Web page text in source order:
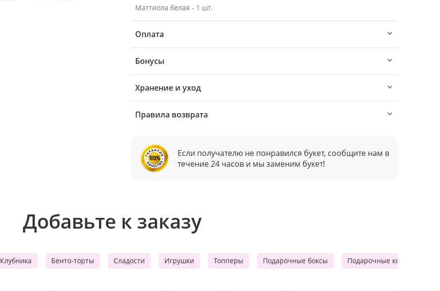
Маттиола белая - 1 шт.
Оплата
Бонусы
Хранение и уход
Правила возврата
Если получателю не понравился букет, сообщите нам в
течение 24 часов и мы заменим букет!
Добавьте к заказу
Клубника Бенто-торты Сладости Игрушки Топперы Подарочные боксы Подарочные корзины